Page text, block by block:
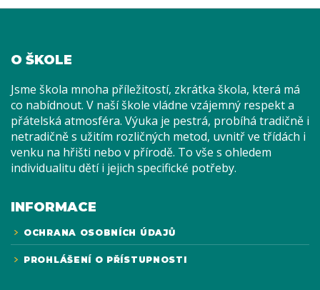
O ŠKOLE
Jsme škola mnoha příležitostí, zkrátka škola, která má
co nabídnout. V naší škole vládne vzájemný respekt a
přátelská atmosféra. Výuka je pestrá, probíhá tradičně i
netradičně s užitím rozličných metod, uvnitř ve třídách i
venku na hřišti nebo v přírodě. To vše s ohledem
individualitu dětí i jejich specifické potřeby.
INFORMACE
OCHRANA OSOBNÍCH ÚDAJŮ
PROHLÁŠENÍ O PŘÍSTUPNOSTI